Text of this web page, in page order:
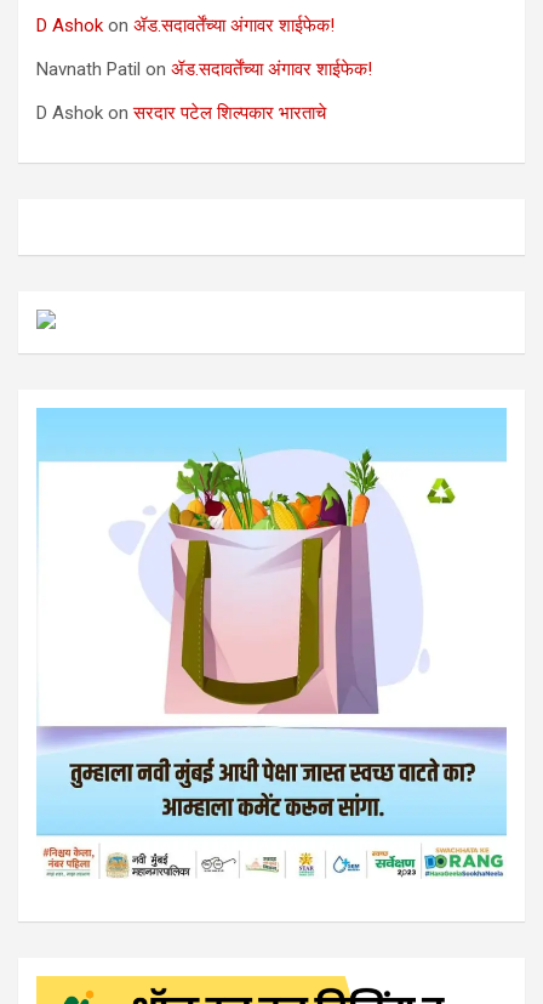
D Ashok on ॲड.सदावर्तेंच्या अंगावर शाईफेक!
Navnath Patil on ॲड.सदावर्तेंच्या अंगावर शाईफेक!
D Ashok onसरदार पटेल शिल्पकार भारताचे